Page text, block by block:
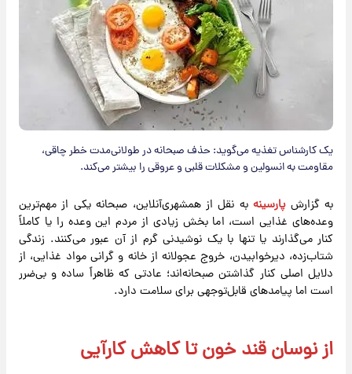
یک کارشناس تغذیه می‌گوید: حذف صبحانه در طولانی‌مدت خطر چاقی،
مقاومت به انسولین و مشکلات قلبی‌ و عروقی را بیشتر می‌کند.
به گزارش پارسینهبه نقل از همشهری‌آنلاین، صبحانه یکی از مهم‌ترین
وعده‌های غذایی است، اما بخش زیادی از مردم این وعده را یا کاملاً
کنار می‌گذارند یا تنها با یک نوشیدنی گرم از آن عبور می‌کنند. زندگی
شتاب‌زده، دیرخوابیدن، خروج عجولانه از خانه و گرانی مواد غذایی، از
دلایل اصلی کنار گذاشتن صبحانه‌اند؛ عادتی که ظاهراً ساده و بی‌ضرر
است اما پیامدهای قابل‌توجهی برای سلامت دارد.
از نوسان قند خون تا کاهش کارآیی